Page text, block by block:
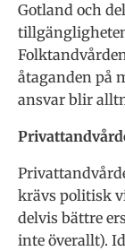
Gotland och
åtaganden på
ansvar blir
krävs politisk
delvis bättre
inte överallt).